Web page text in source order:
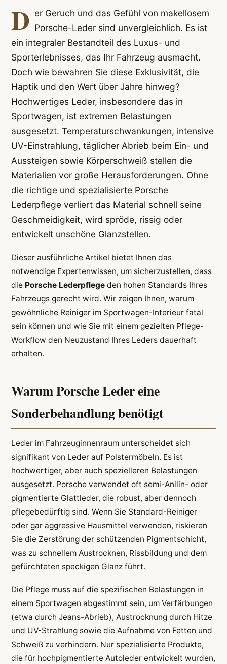
D er Geruch und das Gefühl von makellosem
Porsche-Leder sind unvergleichlich. Es ist
ein integraler Bestandteil des Luxus- und
Sporterlebnisses, das Ihr Fahrzeug ausmacht.
Doch wie bewahren Sie diese Exklusivität, die
Haptik und den Wert über Jahre hinweg?
Hochwertiges Leder, insbesondere das in
Sportwagen, ist extremen Belastungen
ausgesetzt. Temperaturschwankungen, intensive
UV-Einstrahlung, täglicher Abrieb beim Ein- und
Aussteigen sowie Körperschweiß stellen die
Materialien vor große Herausforderungen. Ohne
die richtige und spezialisierte Porsche
Lederpflege verliert das Material schnell seine
Geschmeidigkeit, wird spröde, rissig oder
entwickelt unschöne Glanzstellen.
Dieser ausführliche Artikel bietet Ihnen das
notwendige Expertenwissen, um sicherzustellen, dass
die Porsche Lederpflegeden hohen Standards Ihres
Fahrzeugs gerecht wird. Wir zeigen Ihnen, warum
gewöhnliche Reiniger im Sportwagen-Interieur fatal
sein können und wie Sie mit einem gezielten Pflege-
Workflow den Neuzustand Ihres Leders dauerhaft
erhalten.
Warum Porsche Leder eine
Sonderbehandlung benötigt
Leder im Fahrzeuginnenraum unterscheidet sich
signifikant von Leder auf Polstermöbeln. Es ist
hochwertiger, aber auch spezielleren Belastungen
ausgesetzt. Porsche verwendet oft semi-Anilin- oder
pigmentierte Glattleder, die robust, aber dennoch
pflegebedürftig sind. Wenn Sie Standard-Reiniger
oder gar aggressive Hausmittel verwenden, riskieren
Sie die Zerstörung der schützenden Pigmentschicht,
was zu schnellem Austrocknen, Rissbildung und dem
gefürchteten speckigen Glanz führt.
Die Pflege muss auf die spezifischen Belastungen in
einem Sportwagen abgestimmt sein, um Verfärbungen
(etwa durch Jeans-Abrieb), Austrocknung durch Hitze
und UV-Strahlung sowie die Aufnahme von Fetten und
Schweiß zu verhindern. Nur spezialisierte Produkte,
die für hochpigmentierte Autoleder entwickelt wurden,